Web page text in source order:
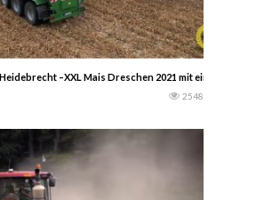
–XXL Mais Dreschen 2021 mit einem John
2548